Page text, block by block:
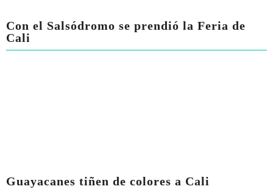
Con el Salsódromo se prendió la Feria de
Cali
Guayacanes tiñen de colores a Cali